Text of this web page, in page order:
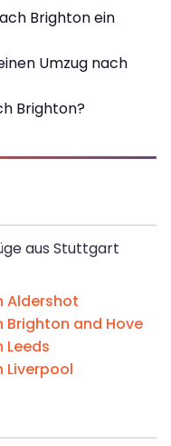
Brighton ein
Umzug nach
Brighton?
aus Stuttgart
Aldershot
and Hove
Liverpool